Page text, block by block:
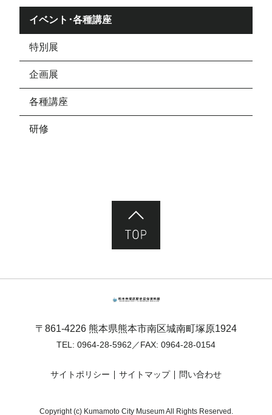
イベント･各種講座
特別展
企画展
各種講座
研修
〒861-4226 熊本県熊本市南区城南町塚原1924
TEL: 0964-28-5962 ／FAX: 0964-28-0154
サイトポリシー サイトマップ 問い合わせ
Copyright (c) Kumamoto City Museum All Rights Reserved.